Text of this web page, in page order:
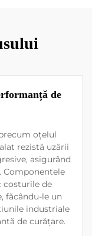
de
oțelul
rezistă uzării
asigurând
Componentele
costurile de
făcându-le un
industriale
de curățare.